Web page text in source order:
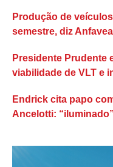
Produção de
semestre, diz Anfavea
Presidente Prudente
viabilidade de VLT e
Endrick cita papo
Ancelotti: “iluminado”